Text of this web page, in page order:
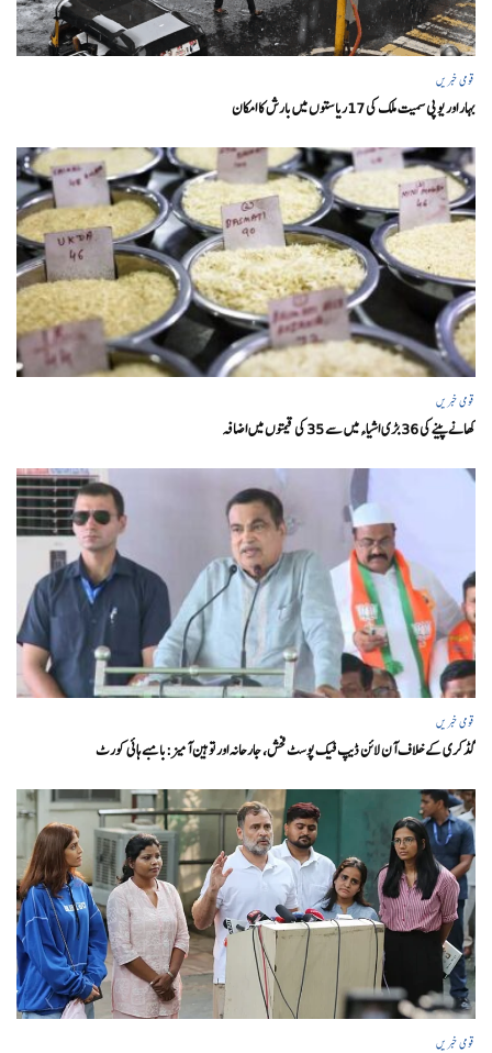
قومی خبریں
بہار اور یو پی سمیت ملک کی 17ریاستوں میں بارش کا امکان
قومی خبریں
کھانے پینے کی 36 بڑی اشیاء میں سے 35 کی قیمتوں میں اضافہ
قومی خبریں
گڈکری کے خلاف آن لائن ڈیپ فیک پوسٹ فحش، جارحانہ اور توہین آمیز:بامبے ہائی کورٹ
قومی خبریں